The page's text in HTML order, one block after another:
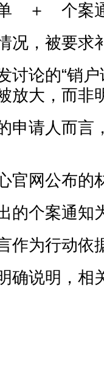
单 ＋ 个案
况，被要求
讨论的“销
放大，而非
申请人而言
官网公布的
的个案通知
作为行动依
确说明，相